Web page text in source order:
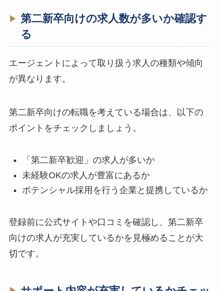
第二新卒向けの求人数が多いか確認す
る
エージェントによって取り扱う求人の種類や傾向
が異なります。
第二新卒向けの転職を考えている場合は、以下の
ポイントをチェックしましょう。
「第二新卒歓迎」の求人が多いか
未経験OKの求人が豊富にあるか
ポテンシャル採用を行う企業と提携しているか
登録前に公式サイトや口コミを確認し、第二新卒
向けの求人が充実しているかを見極めることが大
切です。